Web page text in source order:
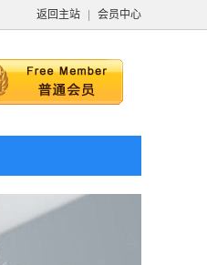
返回主站 会员中心